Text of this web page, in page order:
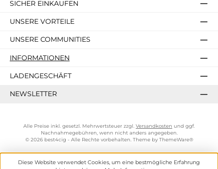
SICHER EINKAUFEN
UNSERE VORTEILE
UNSERE COMMUNITIES
INFORMATIONEN
LADENGESCHÄFT
NEWSLETTER
Alle Preise inkl. gesetzl. Mehrwertsteuer zzgl. Versandkosten und ggf.
Nachnahmegebühren, wenn nicht anders angegeben.
© 2026 best4cig - Alle Rechte vorbehalten. Theme by ThemeWare®
Diese Website verwendet Cookies, um eine bestmögliche Erfahrung